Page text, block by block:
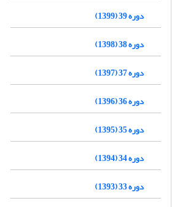
دوره 39 (1399)
دوره 38 (1398)
دوره 37 (1397)
دوره 36 (1396)
دوره 35 (1395)
دوره 34 (1394)
دوره 33 (1393)